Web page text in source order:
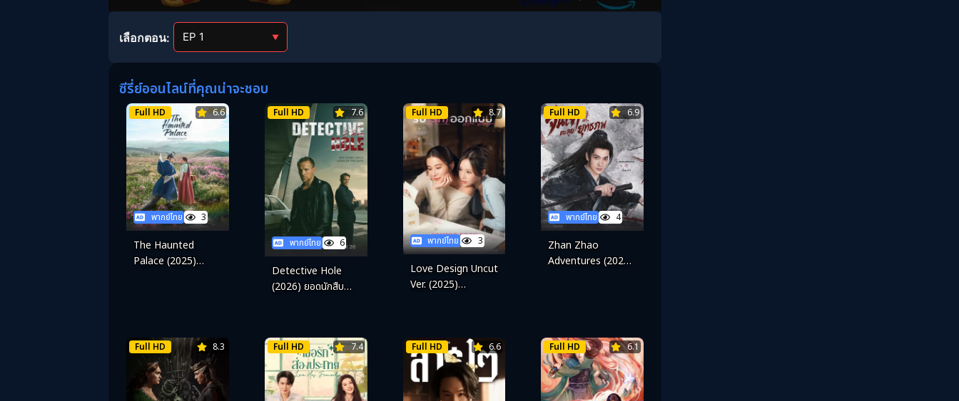
เลือกตอน: ▼
ซีรี่ย์ออนไลน์ที่คุณน่าจะชอบ
Full HD 6.6
พากย์ไทย 3
The Haunted
Palace (2025)
Full HD 7.6
พากย์ไทย 6
Detective Hole
(2026) ยอดนักสืบ
Full HD 8.7
พากย์ไทย 3
Love Design Uncut
Ver. (2025)
Full HD 6.9
พากย์ไทย 4
Zhan Zhao
Adventures (2026)
Full HD 8.3 Full HD 7.4 Full HD 6.6 Full HD 6.1